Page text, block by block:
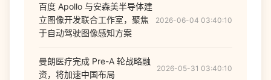
百度 Apollo 与安森美半导体建
立图像开发联合工作室，聚焦
于自动驾驶图像感知方案
2026-06-04 03:40:10
曼朗医疗完成 Pre-A 轮战略融
资，将加速中国布局
2026-05-31 03:40:10